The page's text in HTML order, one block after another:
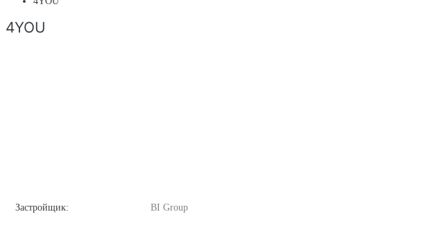
4YOU
Застройщик: BI Group